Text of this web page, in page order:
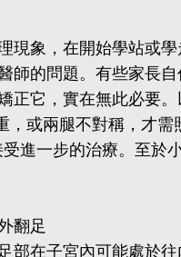
現象，在開始學站或
師的問題。有些家長
正它，實在無此必要
，或兩腿不對稱，才
進一步的治療。至於
翻足
部在子宮內可能處於